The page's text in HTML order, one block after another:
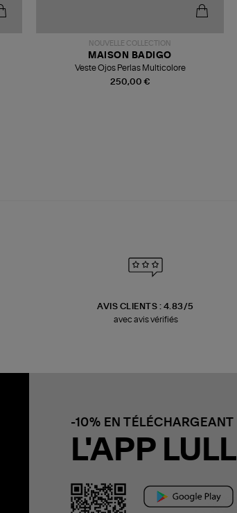
NOUVELLE COLLECTION
250,00 €
MAISON BADIGO
Veste Ojos Perlas Multicolore
AVIS CLIENTS : 4.83/5
avec avis vérifiés
-10% EN TÉLÉCHARGEANT
L'APP LULLI